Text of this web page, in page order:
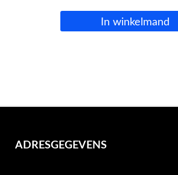
In winkelmand
ADRESGEGEVENS